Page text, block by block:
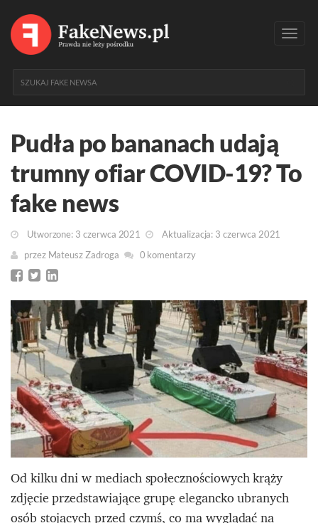
Pudła po bananach udają
trumny ofiar COVID-19? To
fake news
Utworzone: 3 czerwca 2021
Aktualizacja: 3 czerwca 2021
przez Mateusz Zadroga 0 komentarzy
Od kilku dni w mediach społecznościowych krąży
zdjęcie przedstawiające grupę elegancko ubranych
osób stojących przed czymś, co ma wyglądać na